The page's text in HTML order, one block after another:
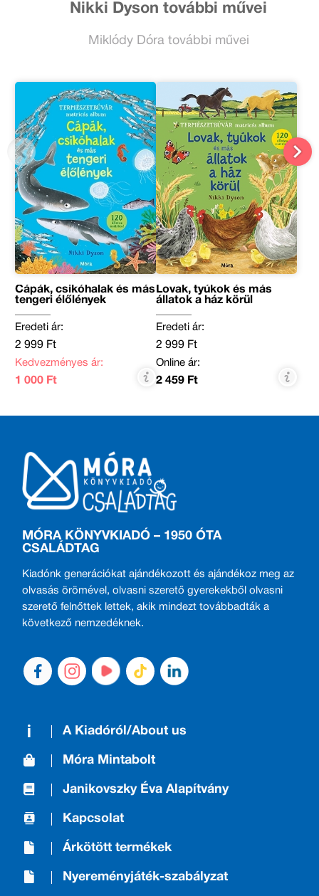
Nikki Dyson további művei
Miklódy Dóra további művei
Cápák, csikóhalak és más
tengeri élőlények
Eredeti ár:
2 999 Ft
Kedvezményes ár:
1 000 Ft
Lovak, tyúkok és más
állatok a ház körül
Eredeti ár:
2 999 Ft
Online ár:
2 459 Ft
MÓRA KÖNYVKIADÓ – 1950 ÓTA
CSALÁDTAG
Kiadónk generációkat ajándékozott és ajándékoz meg az
olvasás örömével, olvasni szerető gyerekekből olvasni
szerető felnőttek lettek, akik mindezt továbbadták a
következő nemzedéknek.
A Kiadóról/About us
Móra Mintabolt
Janikovszky Éva Alapítvány
Kapcsolat
Árkötött termékek
Nyereményjáték-szabályzat